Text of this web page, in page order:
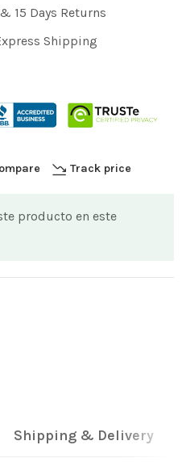
15 Days Returns
Shipping
Track price
producto en este
Shipping & Delivery